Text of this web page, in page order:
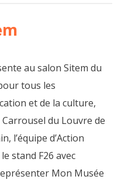
au salon Sitem du
tous les
et de la culture,
du Louvre de
l’équipe d’Action
stand F26 avec
Mon Musée